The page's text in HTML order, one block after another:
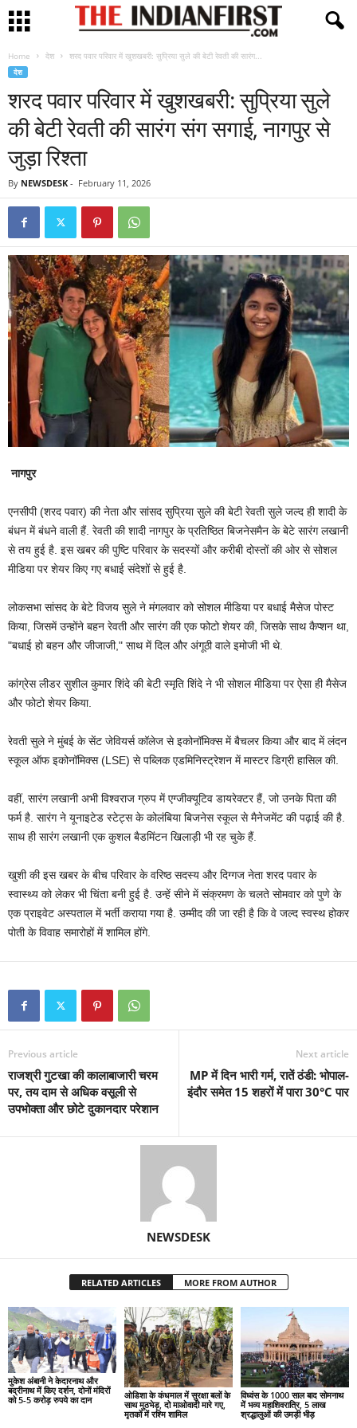
Home देश शरद पवार परिवार में खुशखबरी: सुप्रिया सुले की बेटी रेवती की सारंग...
देश
शरद पवार परिवार में खुशखबरी: सुप्रिया सुले
की बेटी रेवती की सारंग संग सगाई, नागपुर से
जुड़ा रिश्ता
By NEWSDESK - February 11, 2026
नागपुर
एनसीपी (शरद पवार) की नेता और सांसद सुप्रिया सुले की बेटी रेवती सुले जल्द ही शादी के
बंधन में बंधने वाली हैं. रेवती की शादी नागपुर के प्रतिष्ठित बिजनेसमैन के बेटे सारंग लखानी
से तय हुई है. इस खबर की पुष्टि परिवार के सदस्यों और करीबी दोस्तों की ओर से सोशल
मीडिया पर शेयर किए गए बधाई संदेशों से हुई है.
लोकसभा सांसद के बेटे विजय सुले ने मंगलवार को सोशल मीडिया पर बधाई मैसेज पोस्ट
किया, जिसमें उन्होंने बहन रेवती और सारंग की एक फोटो शेयर की, जिसके साथ कैप्शन था,
"बधाई हो बहन और जीजाजी," साथ में दिल और अंगूठी वाले इमोजी भी थे.
कांग्रेस लीडर सुशील कुमार शिंदे की बेटी स्मृति शिंदे ने भी सोशल मीडिया पर ऐसा ही मैसेज
और फोटो शेयर किया.
रेवती सुले ने मुंबई के सेंट जेवियर्स कॉलेज से इकोनॉमिक्स में बैचलर किया और बाद में लंदन
स्कूल ऑफ इकोनॉमिक्स (LSE) से पब्लिक एडमिनिस्ट्रेशन में मास्टर डिग्री हासिल की.
वहीं, सारंग लखानी अभी विश्वराज ग्रुप में एग्जीक्यूटिव डायरेक्टर हैं, जो उनके पिता की
फर्म है. सारंग ने यूनाइटेड स्टेट्स के कोलंबिया बिजनेस स्कूल से मैनेजमेंट की पढ़ाई की है.
साथ ही सारंग लखानी एक कुशल बैडमिंटन खिलाड़ी भी रह चुके हैं.
खुशी की इस खबर के बीच परिवार के वरिष्ठ सदस्य और दिग्गज नेता शरद पवार के
स्वास्थ्य को लेकर भी चिंता बनी हुई है. उन्हें सीने में संक्रमण के चलते सोमवार को पुणे के
एक प्राइवेट अस्पताल में भर्ती कराया गया है. उम्मीद की जा रही है कि वे जल्द स्वस्थ होकर
पोती के विवाह समारोहों में शामिल होंगे.
Previous article
राजश्री गुटखा की कालाबाजारी चरम
पर, तय दाम से अधिक वसूली से
उपभोक्ता और छोटे दुकानदार परेशान
Next article
MP में दिन भारी गर्म, रातें ठंडी: भोपाल-
इंदौर समेत 15 शहरों में पारा 30°C पार
NEWSDESK
RELATED ARTICLES MORE FROM AUTHOR
मुकेश अंबानी ने केदारनाथ और
बद्रीनाथ में किए दर्शन, दोनों मंदिरों
को 5-5 करोड़ रुपये का दान
ओडिशा के कंधमाल में सुरक्षा बलों के
साथ मुठभेड़, दो माओवादी मारे गए,
मृतकों में रश्मि शामिल
विध्वंस के 1000 साल बाद सोमनाथ
में भव्य महाशिवरात्रि, 5 लाख
श्रद्धालुओं की उमड़ी भीड़